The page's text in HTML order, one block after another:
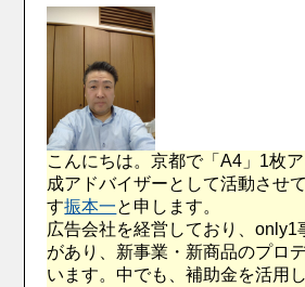
こんにちは。京都で「A4」1枚
成アドバイザーとして活動させ
す振本一と申します。
広告会社を経営しており、only1
があり、新事業・新商品のプロ
います。中でも、補助金を活用